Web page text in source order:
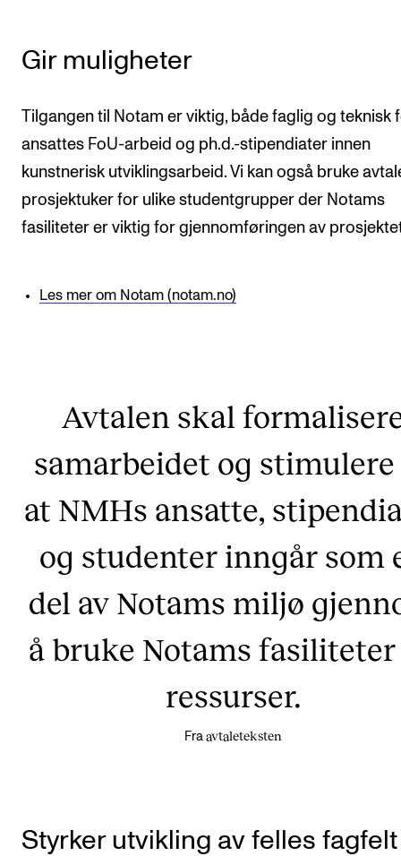
Organisasjon
Gir muligheter
Tilgangen til Notam er viktig, både faglig og teknisk
ansattes FoU-arbeid og ph.d.-stipendiater innen
kunstnerisk utviklingsarbeid. Vi kan også bruke
prosjektuker for ulike studentgrupper der Notams
fasiliteter er viktig for gjennomføringen av
Les mer om Notam (notam.no)
Avtalen skal
samarbeidet og
at NMHs ansatte,
og studenter inngår som
del av Notams miljø
å bruke Notams fasiliteter
ressurser.
Fra avtaleteksten
Styrker utvikling av felles fagfelt